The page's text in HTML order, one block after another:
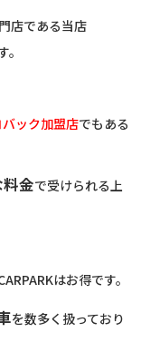
店である当店
。
バック加盟店でもある
金で受けられる上
はお得です。
を数多く扱っており